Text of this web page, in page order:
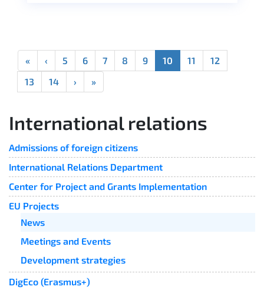
« ‹ 5 6 7 8 9 10 11
12
13
14 › »
International relations
Admissions of foreign citizens
International Relations Department
Center for Project and Grants Implementation
EU Projects
News
Meetings and Events
Development strategies
DigEco (Erasmus+)